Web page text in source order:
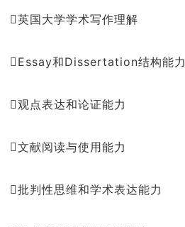
英国大学学术写作理解
Essay和Dissertation结构能力
观点表达和论证能力
文献阅读与使用能力
批判性思维和学术表达能力